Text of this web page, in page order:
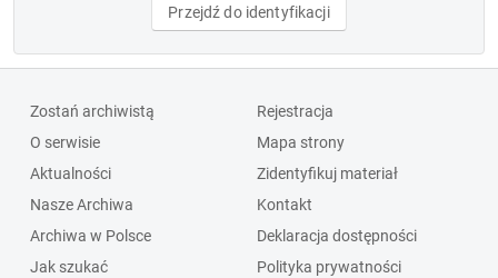
Przejdź do identyfikacji
Zostań archiwistą
O serwisie
Aktualności
Nasze Archiwa
Archiwa w Polsce
Jak szukać
Rejestracja
Mapa strony
Zidentyfikuj materiał
Kontakt
Deklaracja dostępności
Polityka prywatności